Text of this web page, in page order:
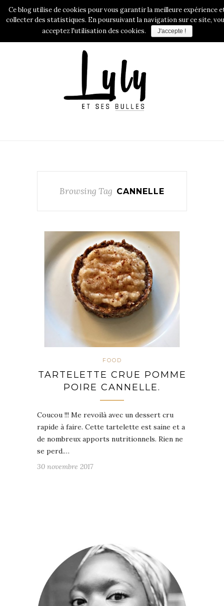
Browsing Tag CANNELLE
FOOD
TARTELETTE CRUE POMME
POIRE CANNELLE.
Coucou !!! Me revoilà avec un dessert cru
rapide à faire. Cette tartelette est saine et a
de nombreux apports nutritionnels. Rien ne
se perd.…
30 novembre 2017
Ce blog utilise de cookies pour vous garantir la meilleure expérience
collecter des statistiques. En poursuivant la navigation sur ce site,
acceptez l'utilisation des cookies.
J'accepte !